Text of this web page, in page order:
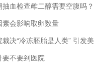
抽血检查雌二醇需要空腹吗？
素会影响取卵数量
“冷冻胚胎是人类” 引发美国社会大范围恐慌情绪
要不要到医院